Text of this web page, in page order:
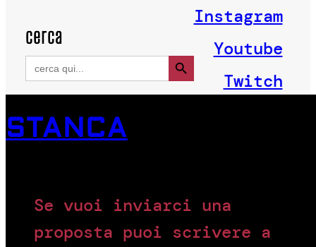
cerca
Search
for:
Search Button
Instagram
Youtube
Twitch
STANCA
Se vuoi inviarci una
proposta puoi scrivere a